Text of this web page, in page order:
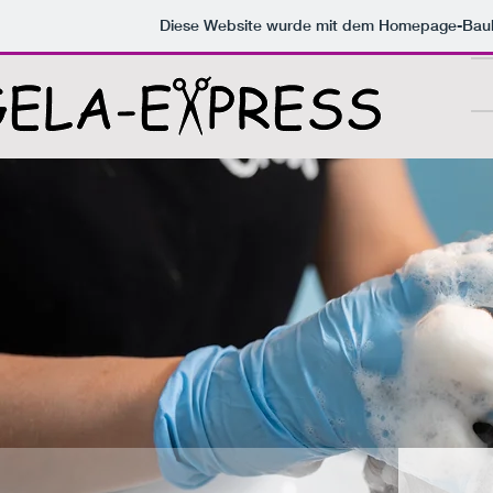
Diese Website wurde mit dem Homepage-